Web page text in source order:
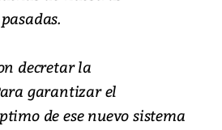
decretar la
garantizar el
de ese nuevo sistema